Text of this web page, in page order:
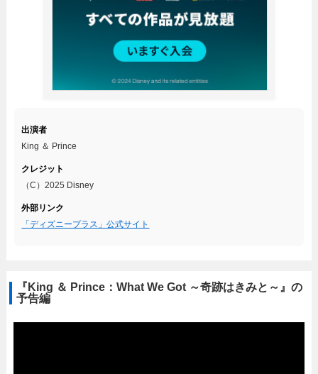
出演者
King ＆ Prince
クレジット
（C）2025 Disney
外部リンク
「ディズニープラス」公式サイト
『King ＆ Prince：What We Got ～奇跡はきみと～』の
予告編